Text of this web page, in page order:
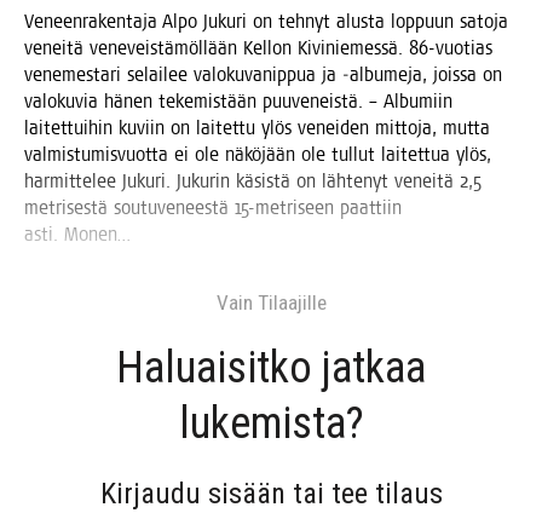
Veneen­ra­ken­ta­ja Alpo Juku­ri on teh­nyt alus­ta lop­puun sato­ja
venei­tä vene­veis­tä­möl­lään Kel­lon Kivi­nie­mes­sä. 86-vuo­tias
vene­mes­ta­ri selai­lee valo­ku­va­nip­pua ja ‑albu­me­ja, jois­sa on
valo­ku­via hänen teke­mis­tään puu­ve­neis­tä. – Albu­miin
lai­tet­tui­hin kuviin on lai­tet­tu ylös venei­den mit­to­ja, mut­ta
val­mis­tu­mis­vuot­ta ei ole näkö­jään ole tul­lut lai­tet­tua ylös,
har­mit­te­lee Juku­ri. Juku­rin käsis­tä on läh­te­nyt venei­tä 2,5
met­ri­ses­tä sou­tu­ve­nees­tä 15-met­ri­seen paat­tiin
asti. Monen…
Vain Tilaa­jil­le
Haluai­sit­ko jat­kaa
lukemista?
Kir­jau­du sisään tai tee tilaus